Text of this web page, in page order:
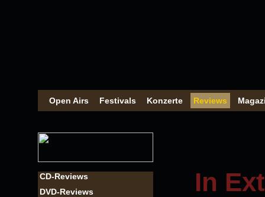
Open Airs Festivals Konzerte Reviews
CD-Reviews
DVD-Reviews
In